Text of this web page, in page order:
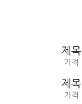
제목
가격
제목
가격